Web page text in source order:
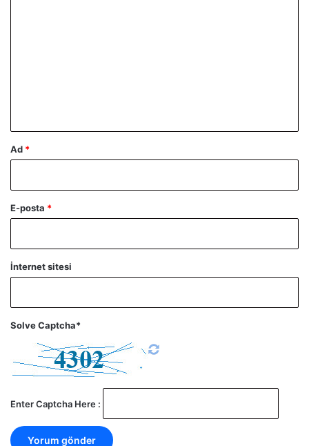
Ad *
E-posta *
İnternet sitesi
Solve Captcha*
Enter Captcha Here :